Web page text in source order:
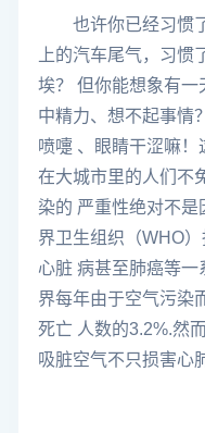
也许你已经习惯了
上的汽车尾气，习
埃？ 但你能想象有
中精力、想不起事情
喷嚏 、眼睛干涩嘛
在大城市里的人们不
染的 严重性绝对不是
界卫生组织（WHO
心脏 病甚至肺癌等
界每年由于空气污染
死亡 人数的3.2%.然
吸脏空气不只损害心